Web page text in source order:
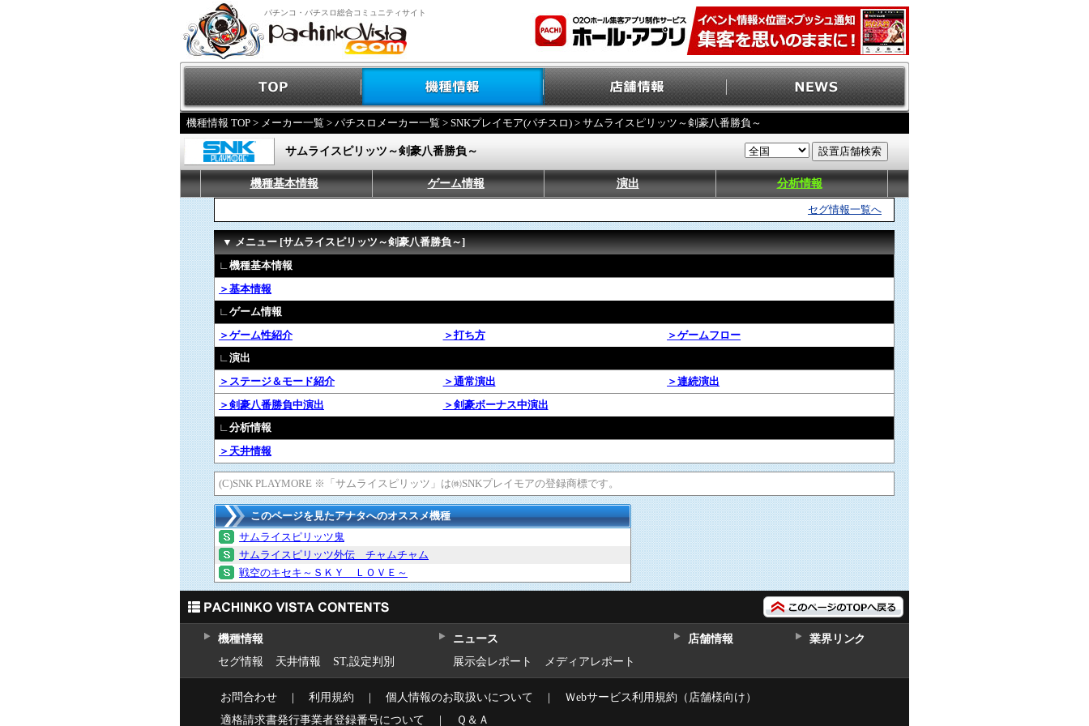
パチンコ・パチスロ総合コミュニティサイト
機種情報 TOP > メーカー一覧 > パチスロメーカー一覧 > SNKプレイモア(パチスロ) > サムライスピリッツ～剣豪八番勝負～
サムライスピリッツ～剣豪八番勝負～
機種基本情報 ゲーム情報 演出 分析情報
セグ情報一覧へ
▼ メニュー [サムライスピリッツ～剣豪八番勝負～]
∟機種基本情報
＞基本情報
∟ゲーム情報
＞ゲーム性紹介
＞打ち方
＞ゲームフロー
∟演出
＞ステージ＆モード紹介
＞通常演出
＞連続演出
＞剣豪八番勝負中演出
＞剣豪ボーナス中演出
∟分析情報
＞天井情報
(C)SNK PLAYMORE ※「サムライスピリッツ」は㈱SNKプレイモアの登録商標です。
このページを見たアナタへのオススメ機種
サムライスピリッツ鬼
サムライスピリッツ外伝 チャムチャム
戦空のキセキ～ＳＫＹ ＬＯＶＥ～
機種情報
セグ情報
天井情報 ST,設定判別
ニュース
展示会レポート
メディアレポート
店舗情報 業界リンク
お問合わせ ｜ 利用規約 ｜ 個人情報のお取扱いについて ｜ Ｗebサービス利用規約（店舗様向け）
適格請求書発行事業者登録番号について ｜ Ｑ＆Ａ